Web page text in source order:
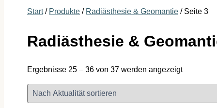
Start/ Produkte / Radiästhesie & Geomantie / Seite 3
Radiästhesie &
Ergebnisse 25 – 36 von 37 werden angezeigtNach